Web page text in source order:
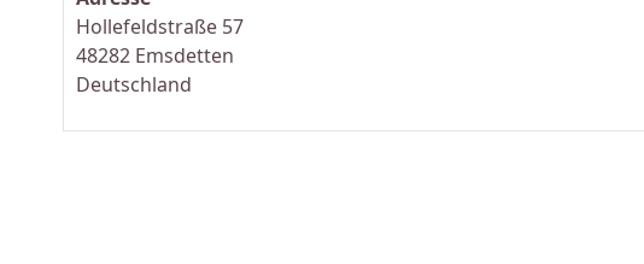
Hollefeldstraße 57
48282 Emsdetten
Deutschland